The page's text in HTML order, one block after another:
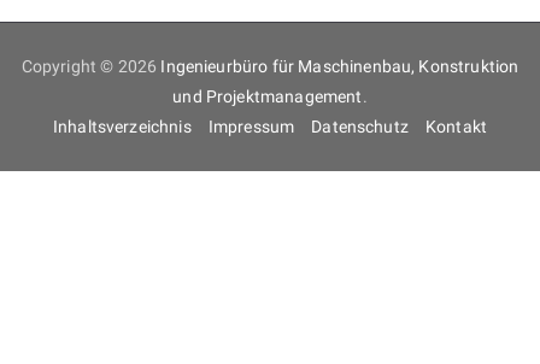
Copyright © 2026 Ingenieurbüro für Maschinenbau, Konstruktion
und Projektmanagement.
Inhaltsverzeichnis
Impressum Datenschutz Kontakt